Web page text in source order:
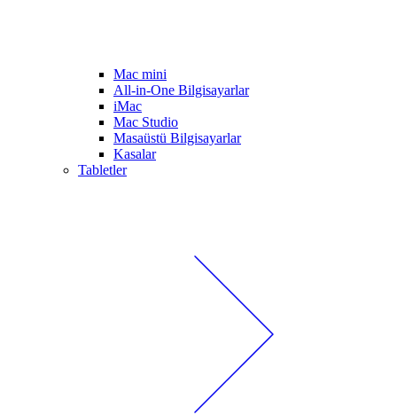
Mac mini
All-in-One Bilgisayarlar
iMac
Mac Studio
Masaüstü Bilgisayarlar
Kasalar
Tabletler